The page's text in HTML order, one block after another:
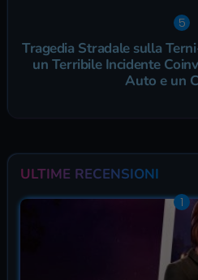
Tragedia Stradale sulla
un Terribile Incidente
Auto e un
ULTIME RECENSIONI